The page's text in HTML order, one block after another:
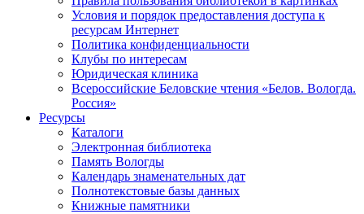
Условия и порядок предоставления доступа к
ресурсам Интернет
Политика конфиденциальности
Клубы по интересам
Юридическая клиника
Всероссийские Беловские чтения «Белов. Вологда.
Россия»
Ресурсы
Каталоги
Электронная библиотека
Память Вологды
Календарь знаменательных дат
Полнотекстовые базы данных
Книжные памятники